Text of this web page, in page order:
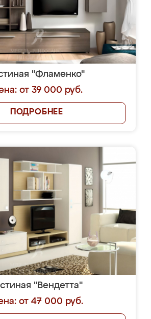
"Фламенко"
от 39 000 руб.
ПОДРОБНЕЕ
"Вендетта"
от 47 000 руб.